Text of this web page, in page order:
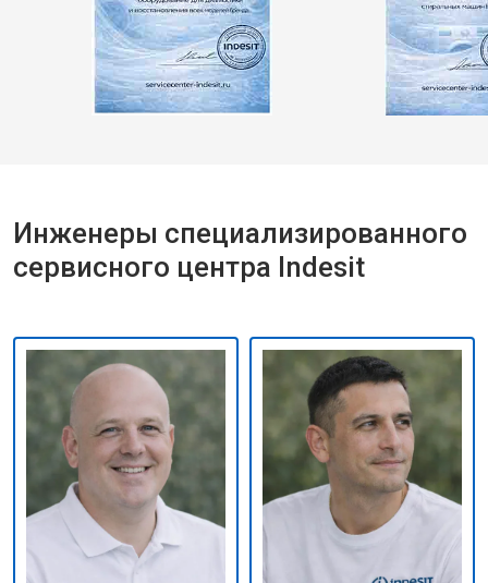
Инженеры специализированного
сервисного центра Indesit